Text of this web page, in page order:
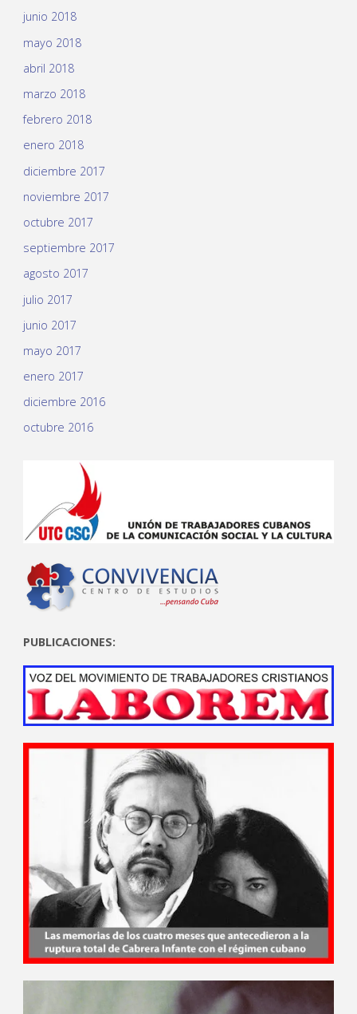
junio 2018
mayo 2018
abril 2018
marzo 2018
febrero 2018
enero 2018
diciembre 2017
noviembre 2017
octubre 2017
septiembre 2017
agosto 2017
julio 2017
junio 2017
mayo 2017
enero 2017
diciembre 2016
octubre 2016
PUBLICACIONES: